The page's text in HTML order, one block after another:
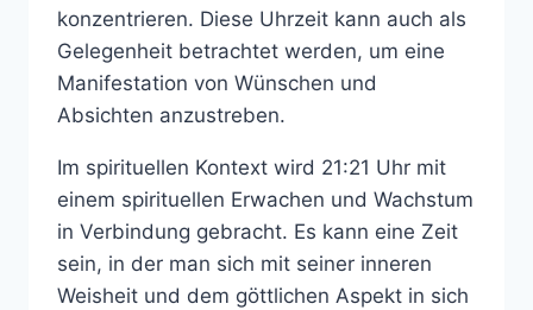
konzentrieren. Diese Uhrzeit kann auch als
Gelegenheit betrachtet werden, um eine
Manifestation von Wünschen und
Absichten anzustreben.
Im spirituellen Kontext wird 21:21 Uhr mit
einem spirituellen Erwachen und Wachstum
in Verbindung gebracht. Es kann eine Zeit
sein, in der man sich mit seiner inneren
Weisheit und dem göttlichen Aspekt in sich